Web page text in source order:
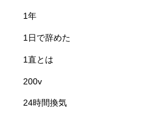
1年
1日で辞めた
1直とは
200v
24時間換気